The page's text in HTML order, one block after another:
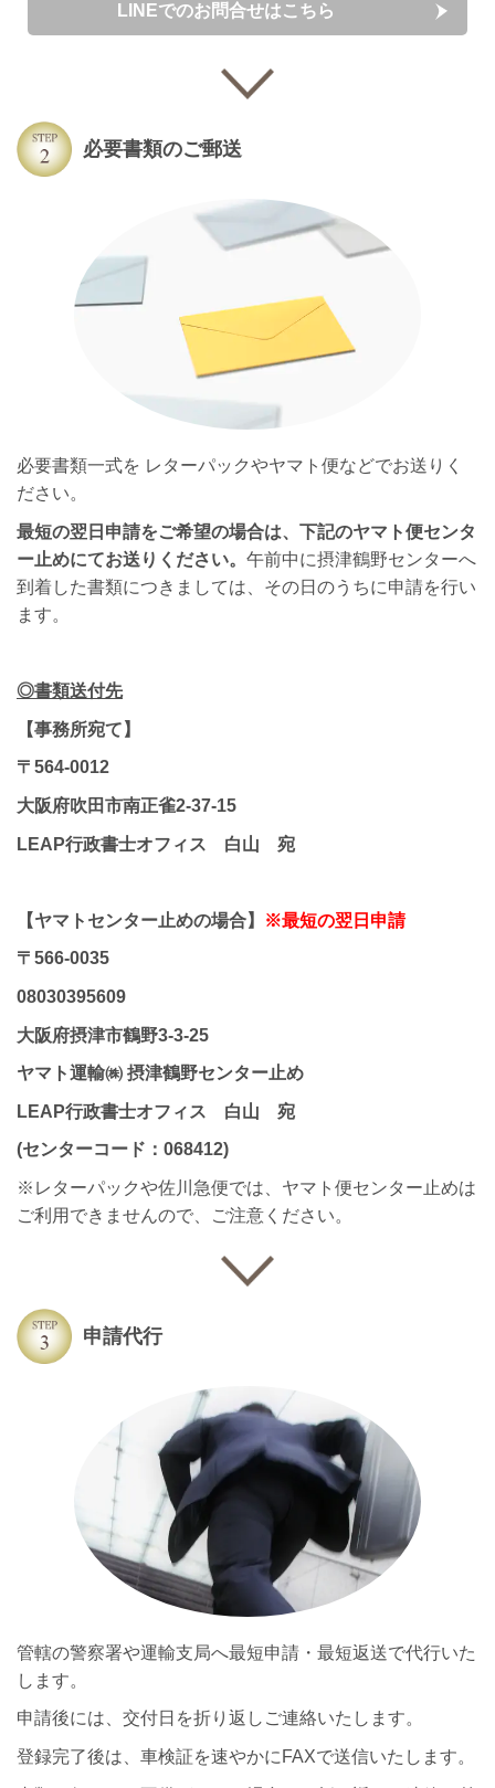
LINEでのお問合せはこちら
必要書類のご郵送
必要書類一式を レターパックやヤマト便などでお送りく
ださい。
最短の翌日申請をご希望の場合は、下記のヤマト便センタ
ー止めにてお送りください。 午前中に摂津鶴野センターへ
到着した書類につきましては、その日のうちに申請を行い
ます。
◎書類送付先
【事務所宛て】
〒564-0012
大阪府吹田市南正雀2-37-15
LEAP行政書士オフィス 白山 宛
【ヤマトセンター止めの場合】 ※最短の翌日申請
〒566-0035
08030395609
大阪府摂津市鶴野3-3-25
ヤマト運輸㈱ 摂津鶴野センター止め
LEAP行政書士オフィス 白山 宛
(センターコード：068412)
※レターパックや佐川急便では、ヤマト便センター止めは
ご利用できませんので、ご注意ください。
申請代行
管轄の警察署や運輸支局へ最短申請・最短返送で代行いた
します。
申請後には、交付日を折り返しご連絡いたします。
登録完了後は、車検証を速やかにFAXで送信いたします。